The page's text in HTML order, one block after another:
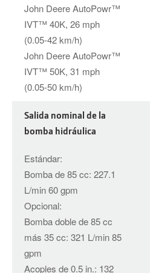
John Deere AutoPowr™
IVT™ 40K, 26 mph
(0.05-42 km/h)
John Deere AutoPowr™
IVT™ 50K, 31 mph
(0.05-50 km/h)
Salida nominal de la
bomba hidráulica
Estándar:
Bomba de 85 cc: 227.1
L/min 60 gpm
Opcional:
Bomba doble de 85 cc
más 35 cc: 321 L/min 85
gpm
Acoples de 0.5 in.: 132